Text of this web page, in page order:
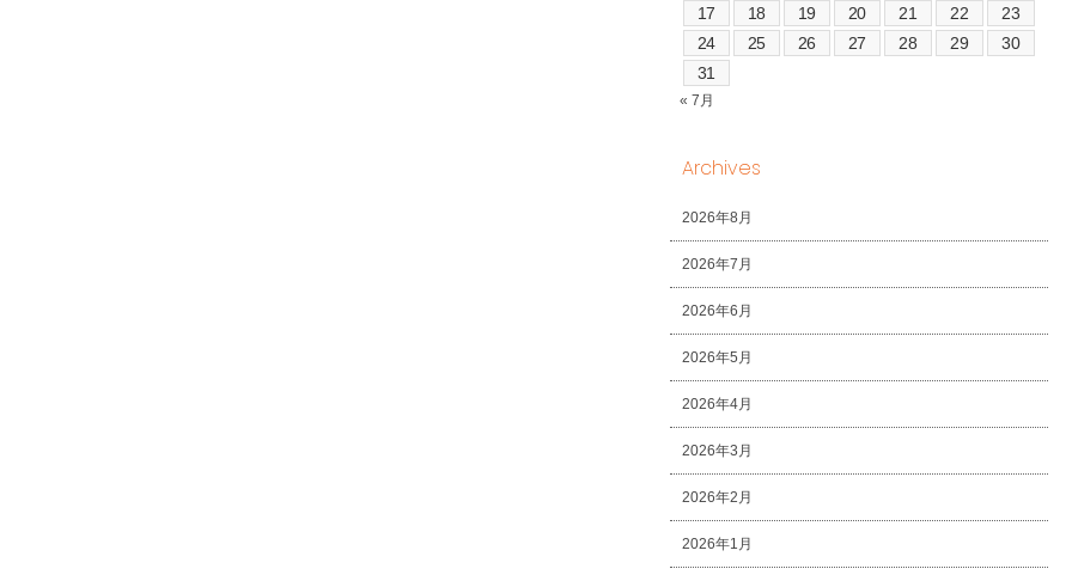
17
18 19 20 21 22
23
24
25 26 27 28 29
30
31
« 7月
Archives
2026年8月
2026年7月
2026年6月
2026年5月
2026年4月
2026年3月
2026年2月
2026年1月